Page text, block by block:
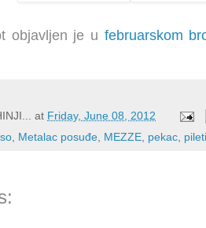
objavljen je u februarskom
at Friday, June 08, 2012
, Metalac posuđe, MEZZE, pekac,